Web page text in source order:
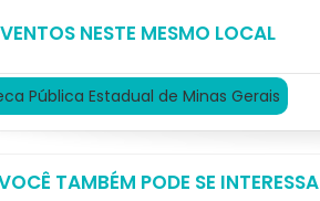
NESTE MESMO LOCAL
Pública Estadual de Minas Gerais
TAMBÉM PODE SE